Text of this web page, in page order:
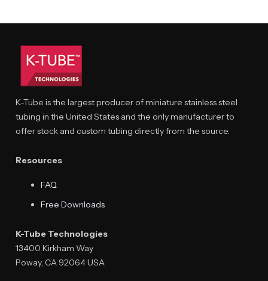
K-Tube is the largest producer of miniature stainless steel
tubing in the United States and the only manufacturer to
offer stock and custom tubing directly from the source.
Resources
FAQ
Free Downloads
K-Tube Technologies
13400 Kirkham Way
Poway, CA 92064 USA